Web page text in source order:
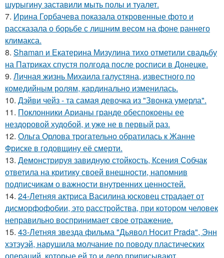
шурыгину заставили мыть полы и туалет.
7. Ирина Горбачева показала откровенные фото и
рассказала о борьбе с лишним весом на фоне раннего
климакса.
8. Shaman и Екатерина Мизулина тихо отметили свадьбу
на Патриках спустя полгода после росписи в Донецке.
9. Личная жизнь Михаила галустяна, известного по
комедийным ролям, кардинально изменилась.
10. Дэйви чейз - та самая девочка из "Звонка умерла".
11. Поклонники Арианы гранде обеспокоены ее
нездоровой худобой, и уже не в первый раз.
12. Ольга Орлова трогательно обратилась к Жанне
Фриске в годовщину её смерти.
13. Демонстрируя завидную стойкость, Ксения Собчак
ответила на критику своей внешности, напомнив
подписчикам о важности внутренних ценностей.
14. 24-Летняя актриса Василина юсковец страдает от
дисморфофобии, это расстройства, при котором человек
неправильно воспринимает свое отражение.
15. 43-Летняя звезда фильма "Дьявол Носит Prada", Энн
хэтэуэй, нарушила молчание по поводу пластических